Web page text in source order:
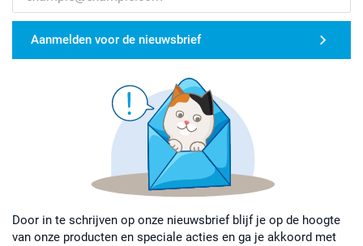
Aanmelden voor de nieuwsbrief
Door in te schrijven op onze nieuwsbrief blijf je op de hoogte
van onze producten en speciale acties en ga je akkoord met